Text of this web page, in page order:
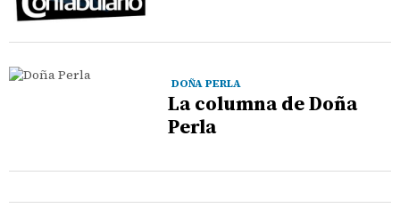
DOÑA PERLA
La columna de Doña
Perla